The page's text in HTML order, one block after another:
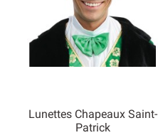
Lunettes Chapeaux Saint-
Patrick